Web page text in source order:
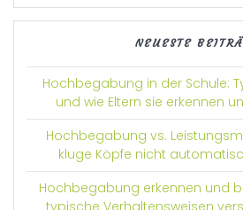
NEUESTE
Hochbegabung in der Schule:
und wie Eltern sie erkennen
Hochbegabung vs.
kluge Köpfe nicht
Hochbegabung erkennen und
typische Verhaltensweisen